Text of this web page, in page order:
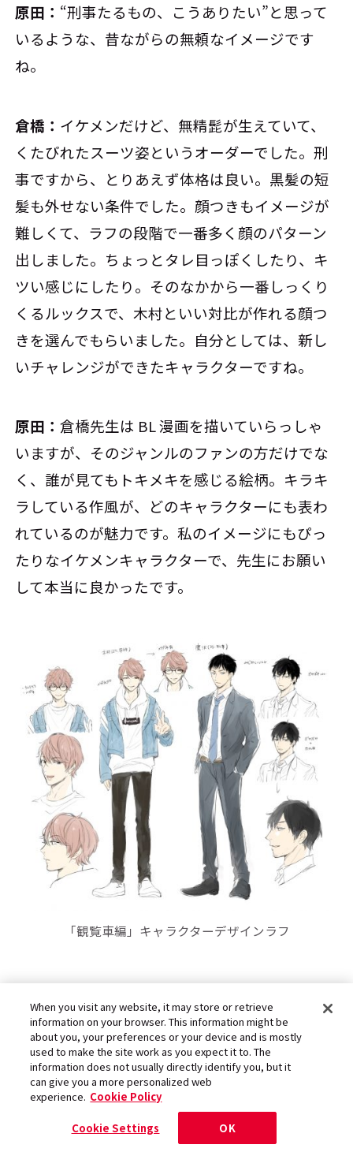
原田： “刑事たるもの、こうありたい”と思って
いるような、昔ながらの無頼なイメージです
ね。
倉橋： イケメンだけど、無精髭が生えていて、
くたびれたスーツ姿というオーダーでした。刑
事ですから、とりあえず体格は良い。黒髪の短
髪も外せない条件でした。顔つきもイメージが
難しくて、ラフの段階で一番多く顔のパターン
出しました。ちょっとタレ目っぽくしたり、キ
ツい感じにしたり。そのなかから一番しっくり
くるルックスで、木村といい対比が作れる顔つ
きを選んでもらいました。自分としては、新し
いチャレンジができたキャラクターですね。
原田：倉橋先生は BL 漫画を描いていらっしゃ
いますが、そのジャンルのファンの方だけでな
く、誰が見てもトキメキを感じる絵柄。キラキ
ラしている作風が、どのキャラクターにも表わ
れているのが魅力です。私のイメージにもぴっ
たりなイケメンキャラクターで、先生にお願い
して本当に良かったです。
「観覧車編」キャラクターデザインラフ
VRモードとイラストモード異なる役
者の芝居を楽しもう！
――本作の主旨からいうと、演じる声優のチョイス
も作品のキモかと思います。「ホテルのエレベ
When you visit any website, it may store or retrieve
information on your browser. This information might be
about you, your preferences or your device and is mostly
used to make the site work as you expect it to. The
information does not usually directly identify you, but it
can give you a more personalized web
experience. Cookie Policy
Cookie Settings OK